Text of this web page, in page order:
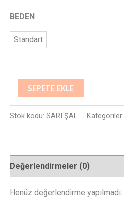
BEDEN
Standart
SEPETE EKLE
Stok kodu: SARI ŞAL Kategoriler:
Değerlendirmeler (0)
Henüz değerlendirme yapılmadı.